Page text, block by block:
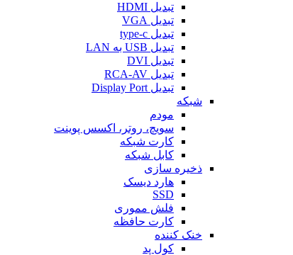
تبدیل HDMI
تبدیل VGA
تبدیل type-c
تبدیل USB به LAN
تبدیل DVI
تبدیل RCA-AV
تبدیل Display Port
شبکه
مودم
سویچ، روتر، اکسس پوینت
کارت شبکه
کابل شبکه
ذخیره سازی
هارد دیسک
SSD
فلش مموری
کارت حافظه
خنک کننده
کول پد